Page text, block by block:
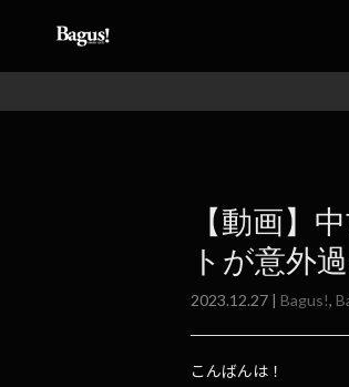
ン
ー
【動画】
トが意外
2023.12.27 | Bagus!,
こんばんは！